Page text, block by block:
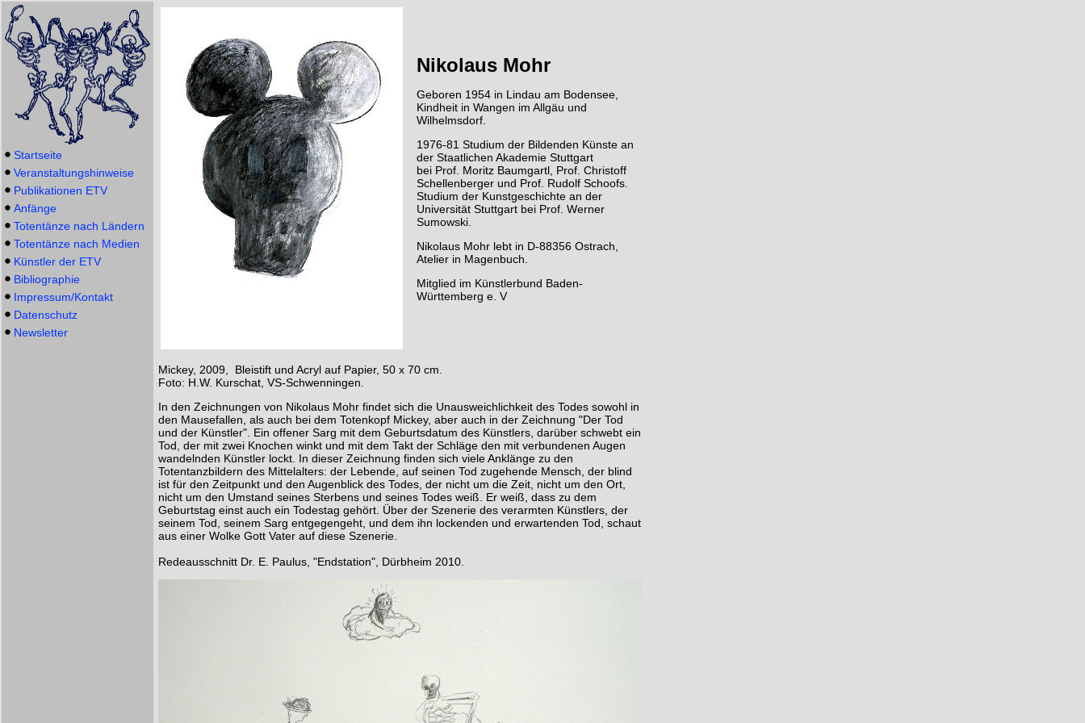
Startseite
Veranstaltungshinweise
Publikationen ETV
Anfänge
Totentänze nach Ländern
Totentänze nach Medien
Künstler der ETV
Bibliographie
Impressum/Kontakt
Datenschutz
Newsletter
Nikolaus Mohr
Geboren 1954 in Lindau am Bodensee,
Kindheit in Wangen im Allgäu und
Wilhelmsdorf.
1976-81 Studium der Bildenden Künste an
der Staatlichen Akademie Stuttgart
bei Prof. Moritz Baumgartl, Prof. Christoff
Schellenberger und Prof. Rudolf Schoofs.
Studium der Kunstgeschichte an der
Universität Stuttgart bei Prof. Werner
Sumowski.
Nikolaus Mohr lebt in D-88356 Ostrach,
Atelier in Magenbuch.
Mitglied im Künstlerbund Baden-
Württemberg e. V
Mickey, 2009, Bleistift und Acryl auf Papier, 50 x 70 cm.
Foto: H.W. Kurschat, VS-Schwenningen.
In den Zeichnungen von Nikolaus Mohr findet sich die Unausweichlichkeit des Todes sowohl in
den Mausefallen, als auch bei dem Totenkopf Mickey, aber auch in der Zeichnung "Der Tod
und der Künstler". Ein offener Sarg mit dem Geburtsdatum des Künstlers, darüber schwebt ein
Tod, der mit zwei Knochen winkt und mit dem Takt der Schläge den mit verbundenen Augen
wandelnden Künstler lockt. In dieser Zeichnung finden sich viele Anklänge zu den
Totentanzbildern des Mittelalters: der Lebende, auf seinen Tod zugehende Mensch, der blind
ist für den Zeitpunkt und den Augenblick des Todes, der nicht um die Zeit, nicht um den Ort,
nicht um den Umstand seines Sterbens und seines Todes weiß. Er weiß, dass zu dem
Geburtstag einst auch ein Todestag gehört. Über der Szenerie des verarmten Künstlers, der
seinem Tod, seinem Sarg entgegengeht, und dem ihn lockenden und erwartenden Tod, schaut
aus einer Wolke Gott Vater auf diese Szenerie.
Redeausschnitt Dr. E. Paulus, "Endstation", Dürbheim 2010.